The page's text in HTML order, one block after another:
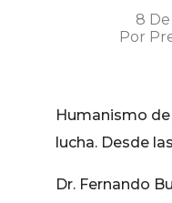
8
Por
Humanismo
lucha. Desde
Dr. Fernando